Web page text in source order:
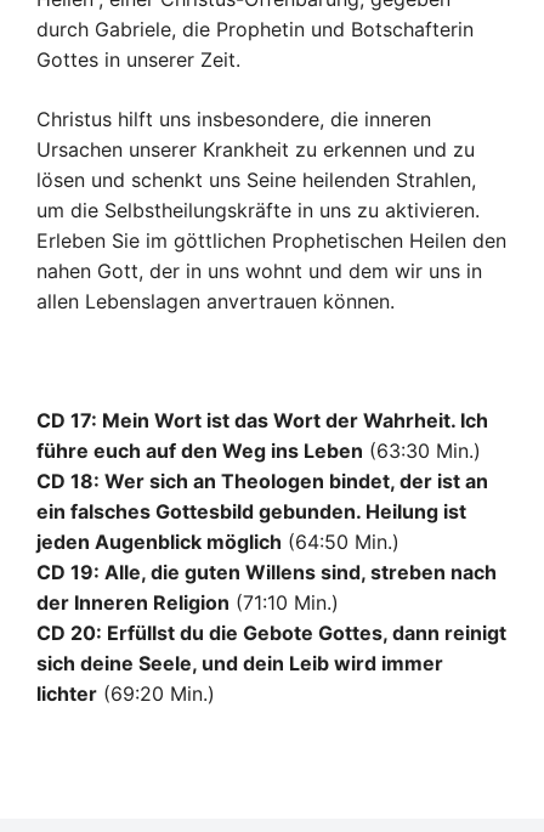
durch Gabriele, die Prophetin und Botschafterin
Gottes in unserer Zeit.
Christus hilft uns insbesondere, die inneren
Ursachen unserer Krankheit zu erkennen und zu
lösen und schenkt uns Seine heilenden Strahlen,
um die Selbstheilungskräfte in uns zu aktivieren.
Erleben Sie im göttlichen Prophetischen Heilen den
nahen Gott, der in uns wohnt und dem wir uns in
allen Lebenslagen anvertrauen können.
CD 17: Mein Wort ist das Wort der Wahrheit. Ich
führe euch auf den Weg ins Leben (63:30 Min.)
CD 18: Wer sich an Theologen bindet, der ist an
ein falsches Gottesbild gebunden. Heilung ist
jeden Augenblick möglich (64:50 Min.)
CD 19: Alle, die guten Willens sind, streben nach
der Inneren Religion (71:10 Min.)
CD 20: Erfüllst du die Gebote Gottes, dann reinigt
sich deine Seele, und dein Leib wird immer
lichter (69:20 Min.)